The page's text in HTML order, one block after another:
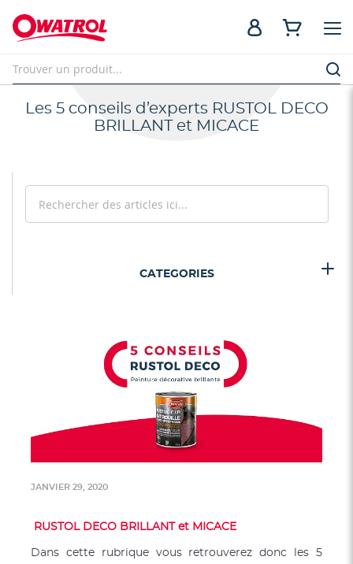
Les 5 conseils d’experts RUSTOL DECO
BRILLANT et MICACE
JANVIER 29, 2020
RUSTOL DECO BRILLANT et MICACE
Dans cette rubrique vous retrouverez donc les 5
CATEGORIES